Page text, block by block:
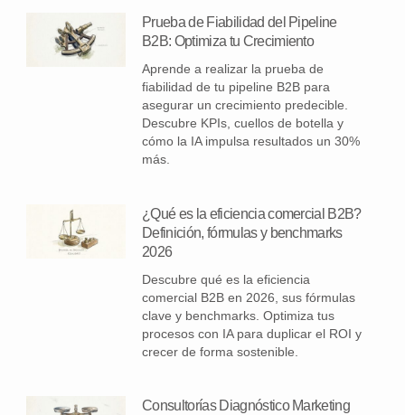
Prueba de Fiabilidad del Pipeline
B2B: Optimiza tu Crecimiento
Aprende a realizar la prueba de
fiabilidad de tu pipeline B2B para
asegurar un crecimiento predecible.
Descubre KPIs, cuellos de botella y
cómo la IA impulsa resultados un 30%
más.
¿Qué es la eficiencia comercial B2B?
Definición, fórmulas y benchmarks
2026
Descubre qué es la eficiencia
comercial B2B en 2026, sus fórmulas
clave y benchmarks. Optimiza tus
procesos con IA para duplicar el ROI y
crecer de forma sostenible.
Consultorías Diagnóstico Marketing